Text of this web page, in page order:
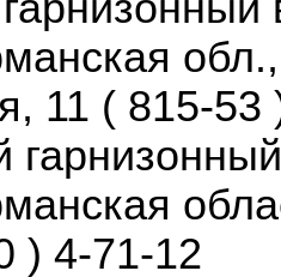
11 ( 815-53
) 4-71-12